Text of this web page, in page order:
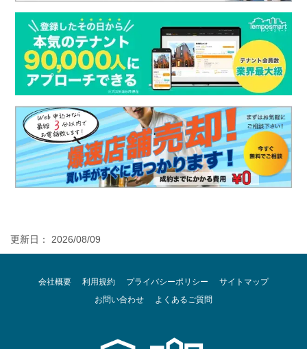
更新日： 2026/08/09
会社概要 利用規約 プライバシーポリシー
サイトマップ
お問い合わせ
よくあるご質問